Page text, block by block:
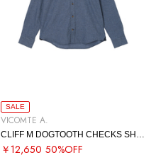
SALE
VICOMTE A.
￥12,650 50%OFF